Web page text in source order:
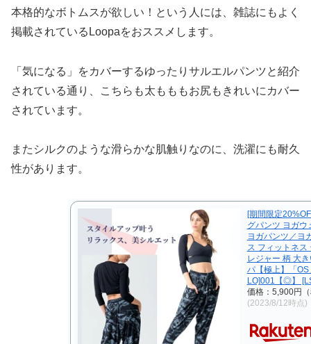
本格的なボトムスが欲しい！という人には、雑誌にもよく
掲載されているLoopaをおススメします。
「気になる」をカバーするゆったりサルエルパンツと紹介
されている通り、こちらも太もももお尻もきれいにカバー
されています。
またシルクのような滑らかな肌触りなのに、洗濯にも耐久
性があります。
[期間限定
グパンツ ヨガ
ヨガパンツ／ヨ
ス フィットネス
レジャー 柄 大
パ【極上】「OS
LO]001【◎】
価格：5,900円
(2023/8/12時点)